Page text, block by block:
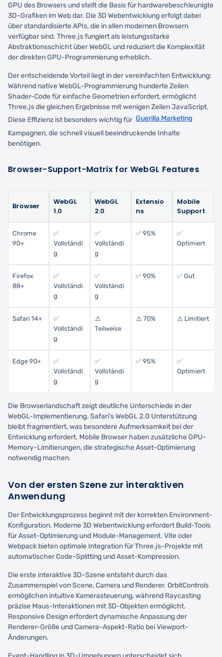
GPU des Browsers und stellt die Basis für hardwarebeschleunigte
3D-Grafiken im Web dar. Die 3D Webentwicklung erfolgt dabei
über standardisierte APIs, die in allen modernen Browsern
verfügbar sind. Three.js fungiert als leistungsstarke
Abstraktionsschicht über WebGL und reduziert die Komplexität
der direkten GPU-Programmierung erheblich.
Der entscheidende Vorteil liegt in der vereinfachten Entwicklung:
Während native WebGL-Programmierung hunderte Zeilen
Shader-Code für einfache Geometrien erfordert, ermöglicht
Three.js die gleichen Ergebnisse mit wenigen Zeilen JavaScript.
Diese Effizienz ist besonders wichtig für Guerilla Marketing
Kampagnen, die schnell visuell beeindruckende Inhalte
benötigen.
Browser-Support-Matrix for WebGL Features
Browser
WebGL
1.0
WebGL
2.0
Extensio
ns
Mobile
Support
Chrome
90+
✅
Vollständi
g
✅
Vollständi
g
✅ 95%
✅
Optimiert
Firefox
88+
✅
Vollständi
g
✅
Vollständi
g
✅ 90% ✅ Gut
Safari 14+
✅
Vollständi
g
⚠️
Teilweise
⚠️ 70% ⚠️ Limitiert
Edge 90+
✅
Vollständi
g
✅
Vollständi
g
✅ 95%
✅
Optimiert
Die Browserlandschaft zeigt deutliche Unterschiede in der
WebGL-Implementierung. Safari's WebGL 2.0 Unterstützung
bleibt fragmentiert, was besondere Aufmerksamkeit bei der
Entwicklung erfordert. Mobile Browser haben zusätzliche GPU-
Memory-Limitierungen, die strategische Asset-Optimierung
notwendig machen.
Von der ersten Szene zur interaktiven
Anwendung
Der Entwicklungsprozess beginnt mit der korrekten Environment-
Konfiguration. Moderne 3D Webentwicklung erfordert Build-Tools
für Asset-Optimierung und Module-Management. Vite oder
Webpack bieten optimale Integration für Three.js-Projekte mit
automatischer Code-Splitting und Asset-Kompression.
Die erste interaktive 3D-Szene entsteht durch das
Zusammenspiel von Scene, Camera und Renderer. OrbitControls
ermöglichen intuitive Kamerasteuerung, während Raycasting
präzise Maus-Interaktionen mit 3D-Objekten ermöglicht.
Responsive Design erfordert dynamische Anpassung der
Renderer-Größe und Camera-Aspekt-Ratio bei Viewport-
Änderungen.